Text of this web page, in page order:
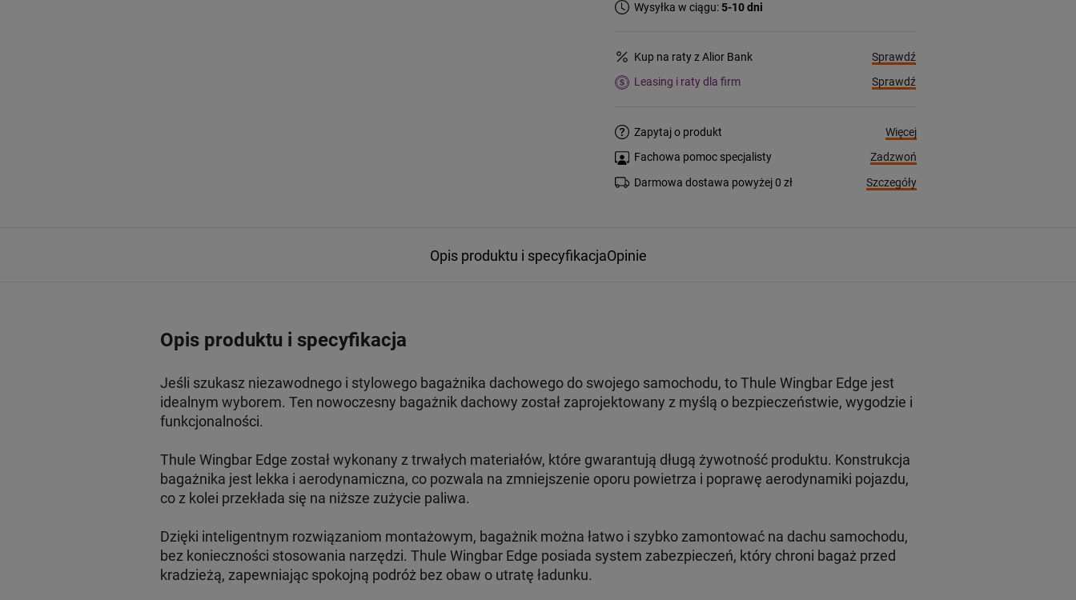
Wysyłka w ciągu:5-10 dni
Kup na raty z Alior Bank
Sprawdź
Leasing i raty dla firm
Sprawdź
Zapytaj o produkt
Więcej
Fachowa pomoc specjalisty
Zadzwoń
Darmowa dostawa powyżej 0 zł
Szczegóły
Opis produktu i specyfikacjaOpinie
Opis produktu i specyfikacja
Jeśli szukasz niezawodnego i stylowego bagażnika dachowego do swojego samochodu, to Thule Wingbar Edge jest
idealnym wyborem. Ten nowoczesny bagażnik dachowy został zaprojektowany z myślą o bezpieczeństwie, wygodzie i
funkcjonalności.
Thule Wingbar Edge został wykonany z trwałych materiałów, które gwarantują długą żywotność produktu. Konstrukcja
bagażnika jest lekka i aerodynamiczna, co pozwala na zmniejszenie oporu powietrza i poprawę aerodynamiki pojazdu,
co z kolei przekłada się na niższe zużycie paliwa.
Dzięki inteligentnym rozwiązaniom montażowym, bagażnik można łatwo i szybko zamontować na dachu samochodu,
bez konieczności stosowania narzędzi. Thule Wingbar Edge posiada system zabezpieczeń, który chroni bagaż przed
kradzieżą, zapewniając spokojną podróż bez obaw o utratę ładunku.